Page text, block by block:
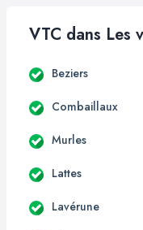
VTC dans Les
Beziers
Combaillaux
Murles
Lattes
Lavérune